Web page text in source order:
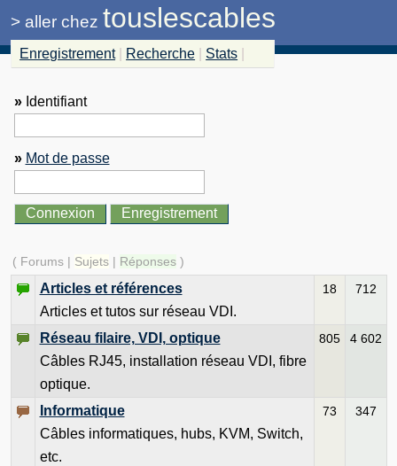
>aller chez touslescables
Enregistrement Recherche Stats
»Identifiant
» Mot de passe
( Forums | Sujets| Réponses)
Articles et références
Articles et tutos sur réseau VDI.
18 712
Réseau filaire, VDI, optique
Câbles RJ45, installation réseau VDI, fibre
optique.
805 4 602
Informatique
Câbles informatiques, hubs, KVM, Switch,
etc.
73 347